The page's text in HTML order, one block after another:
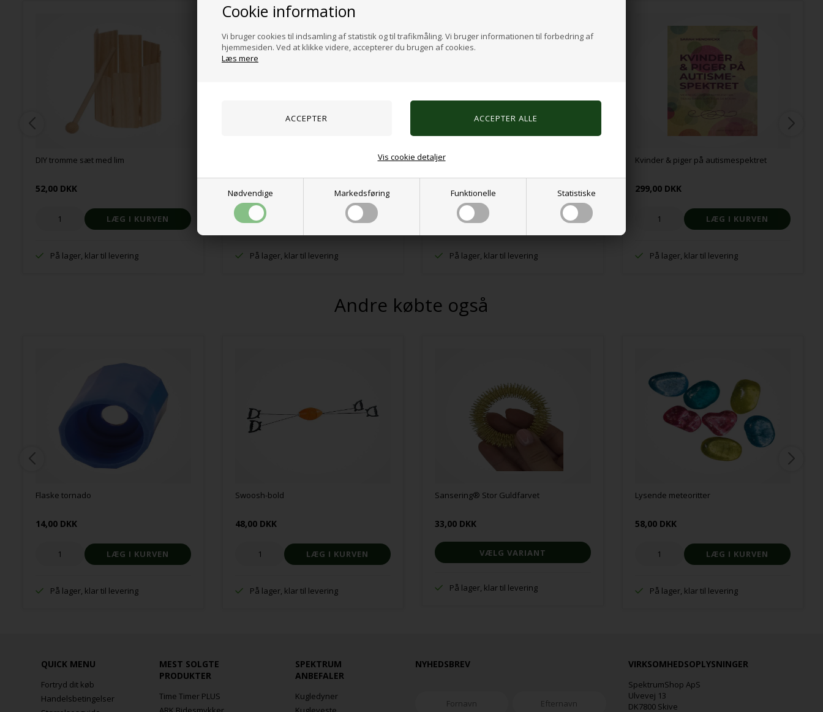
Cookie information
Vi bruger cookies til indsamling af statistik og til trafikmåling. Vi bruger informationen til forbedring af
hjemmesiden. Ved at klikke videre, accepterer du brugen af cookies.
Læs mere
Nødvendige Markedsføring Funktionelle Statistiske
Vis cookie detaljer
DIY tromme sæt med lim
52,00 DKK
På lager, klar til levering
Rasle-æg, sæt med 4 forskellige farver
48,00 DKK
På lager, klar til levering
SWNX fodgynge til eSports gamers
1.150,00 DKK
På lager, klar til levering
Kvinder & piger på autismespektret
299,00 DKK
På lager, klar til levering
Andre købte også
Flaske tornado
14,00 DKK
På lager, klar til levering
Swoosh-bold
48,00 DKK
På lager, klar til levering
Sansering® Stor Guldfarvet
33,00 DKK
VÆLG VARIANT
På lager, klar til levering
Lysende meteoritter
58,00 DKK
På lager, klar til levering
QUICK MENU
Fortryd dit køb
Handelsbetingelser
MEST SOLGTE
PRODUKTER
Time Timer PLUS
SPEKTRUM
ANBEFALER
Kugledyner
NYHEDSBREV VIRKSOMHEDSOPLYSNINGER
SpektrumShop ApS
Ulvevej 13
DK7800 Skive